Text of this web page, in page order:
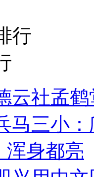
行
云社孟
马三小
浑身都亮